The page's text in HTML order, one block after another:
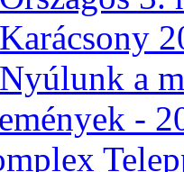
Karácsony
Nyúlunk a
-